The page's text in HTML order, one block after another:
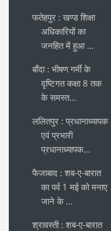
फतेहपुर : खण्ड शिक्षा
अधिकारियों का
जनहित में हुआ ...
बाँदा : भीषण गर्मी के
दृष्टिगत कक्षा 8 तक
के समस्त...
ललितपुर : प्रधानाध्यापक
एवं प्रभारी
प्रधानाध्यापक...
फैजाबाद : शब-ए-बारात
का पर्व 1 मई को मनाए
जाने के ...
श्रावस्ती : शब-ए-बारात